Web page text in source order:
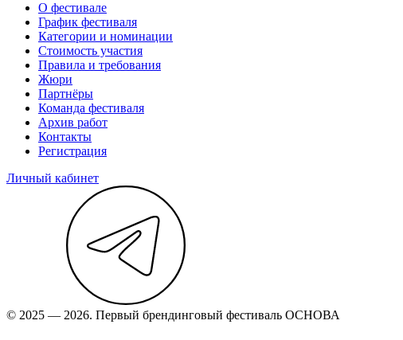
О фестивале
График фестиваля
Категории и номинации
Стоимость участия
Правила и требования
Жюри
Партнёры
Команда фестиваля
Архив работ
Контакты
Регистрация
Личный кабинет
© 2025 — 2026. Первый брендинговый фестиваль ОСНОВА